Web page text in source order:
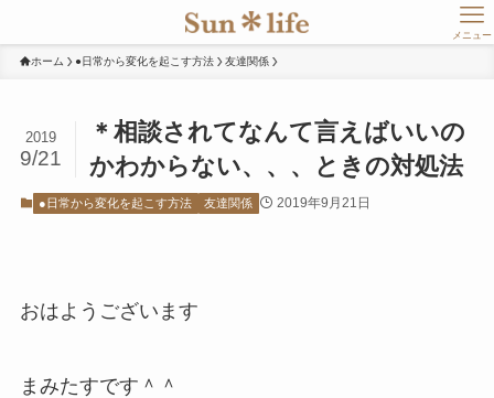
メニュー
ホーム ●日常から変化を起こす方法 友達関係
＊相談されてなんて言えばいいの
かわからない、、、ときの対処法
2019
9/21
●日常から変化を起こす方法 友達関係 2019年9月21日
おはようございます
まみたすです＾＾